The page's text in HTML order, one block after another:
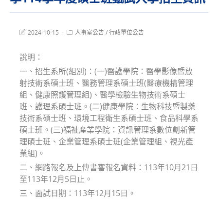
Post2024-10-15
Post人事室公告/行政單位公告
說明：
一、招生系所(組別)：(一)醫護學院：醫學影像暨放
射技術系碩士班、醫務管理系碩士班(醫療機構管理
組、健康照護管理組)、醫學檢驗生物技術系碩士
班、護理系碩士班。(二)健康學院：生物科技暨製藥
技術系碩士班、環境工程衛生系碩士班、食品科學系
碩士班。(三)福祉產業學院：資訊管理系數位創新管
理碩士班、企業管理系碩士班(企業管理組、視光產
業組)。
二、網路報名及上傳書審報名資料：113年10月21日
至113年12月5日止。
三、面試日期：113年12月15日。